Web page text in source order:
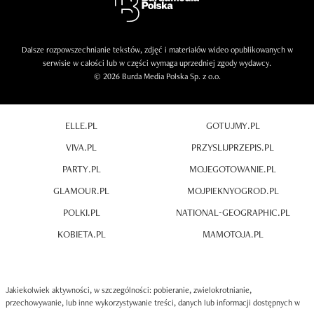
Dalsze rozpowszechnianie tekstów, zdjęć i materiałów wideo opublikowanych w
serwisie w całości lub w części wymaga uprzedniej zgody wydawcy.
© 2026 Burda Media Polska Sp. z o.o.
ELLE.PL
VIVA.PL
PARTY.PL
GLAMOUR.PL
POLKI.PL
KOBIETA.PL
GOTUJMY.PL
PRZYSLIJPRZEPIS.PL
MOJEGOTOWANIE.PL
MOJPIEKNYOGROD.PL
NATIONAL-GEOGRAPHIC.PL
MAMOTOJA.PL
Jakiekolwiek aktywności, w szczególności: pobieranie, zwielokrotnianie,
przechowywanie, lub inne wykorzystywanie treści, danych lub informacji dostępnych w